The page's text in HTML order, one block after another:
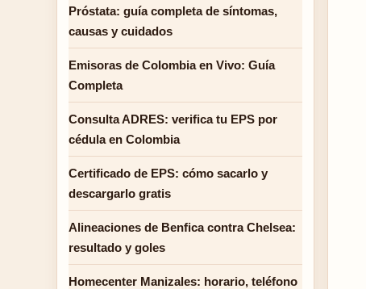
Próstata: guía completa de síntomas,
causas y cuidados
Emisoras de Colombia en Vivo: Guía
Completa
Consulta ADRES: verifica tu EPS por
cédula en Colombia
Certificado de EPS: cómo sacarlo y
descargarlo gratis
Alineaciones de Benfica contra Chelsea:
resultado y goles
Homecenter Manizales: horario, teléfono